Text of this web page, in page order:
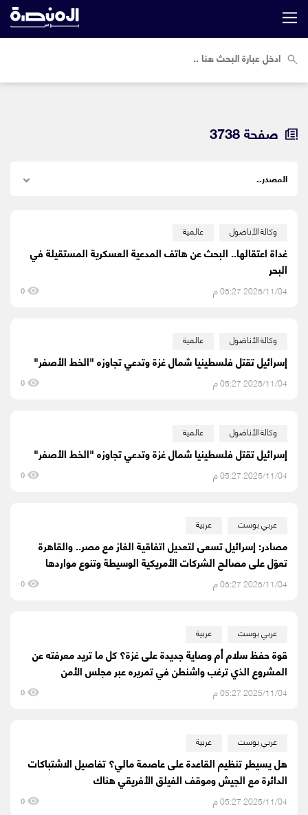
صفحة 3738
وكالة الأناضول عالمية
غداة اعتقالها.. البحث عن هاتف المدعية العسكرية المستقيلة في
البحر
2025/11/04 05:27 م 0
وكالة الأناضول عالمية
إسرائيل تقتل فلسطينيا شمال غزة وتدعي تجاوزه "الخط الأصفر"
2025/11/04 05:27 م 0
وكالة الأناضول عالمية
إسرائيل تقتل فلسطينيا شمال غزة وتدعي تجاوزه "الخط الأصفر"
2025/11/04 05:27 م 0
عربي بوست عربية
مصادر: إسرائيل تسعى لتعديل اتفاقية الغاز مع مصر.. والقاهرة
تعوّل على مصالح الشركات الأمريكية الوسيطة وتنوع مواردها
2025/11/04 05:27 م 0
عربي بوست عربية
قوة حفظ سلام أم وصاية جديدة على غزة؟ كل ما تريد معرفته عن
المشروع الذي ترغب واشنطن في تمريره عبر مجلس الأمن
2025/11/04 05:27 م 0
عربي بوست عربية
هل يسيطر تنظيم القاعدة على عاصمة مالي؟ تفاصيل الاشتباكات
الدائرة مع الجيش وموقف الفيلق الأفريقي هناك
2025/11/04 05:27 م 0